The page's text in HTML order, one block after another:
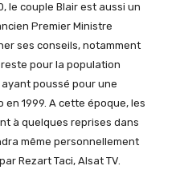
le couple Blair est aussi un
Premier Ministre
ses conseils, notamment
pour la population
poussé pour une
1999. A cette époque, les
à quelques reprises dans
même personnellement
Rezart Taci, Alsat TV.